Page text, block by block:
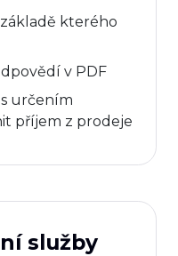
kterého
v PDF
určením
příjem z prodeje
služby